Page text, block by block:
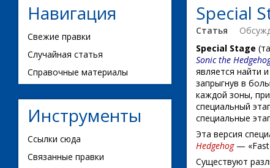
Навигация
Свежие правки
Случайная статья
Справочные материалы
Инструменты
Ссылки сюда
Связанные правки
Special
Статья
Special Stage
Sonic the
является найти
запрыгнув в
каждой зоны,
специальный
специальные
Эта версия
Hedgehog— «Fast
Существуют